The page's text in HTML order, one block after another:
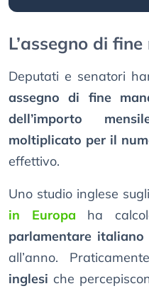
L’assegno di
Deputati e senatori
assegno di fine
dell’importo
moltiplicato per il
effettivo.
Uno studio inglese sugli
in Europa ha
parlamentare italiano
all’anno.
inglesi che